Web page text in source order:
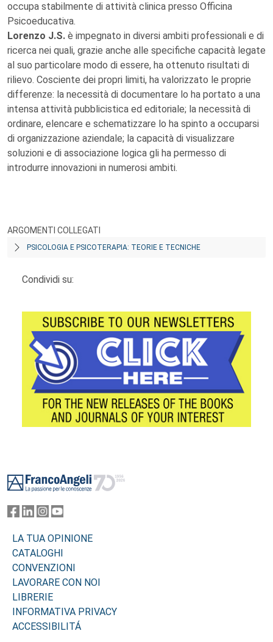
occupa stabilmente di attività clinica presso Officina
Psicoeducativa.
Lorenzo J.S. è impegnato in diversi ambiti professionali e di
ricerca nei quali, grazie anche alle specifiche capacità legate
al suo particolare modo di essere, ha ottenuto risultati di
rilievo. Cosciente dei propri limiti, ha valorizzato le proprie
differenze: la necessità di documentare lo ha portato a una
intensa attività pubblicistica ed editoriale; la necessità di
ordinare, elencare e schematizzare lo ha spinto a occuparsi
di organizzazione aziendale; la capacità di visualizzare
soluzioni e di associazione logica gli ha permesso di
introdurre innovazioni in numerosi ambiti.
ARGOMENTI COLLEGATI
PSICOLOGIA E PSICOTERAPIA: TEORIE E TECNICHE
Condividi su:
LA TUA OPINIONE
CATALOGHI
CONVENZIONI
LAVORARE CON NOI
LIBRERIE
INFORMATIVA PRIVACY
ACCESSIBILITÁ